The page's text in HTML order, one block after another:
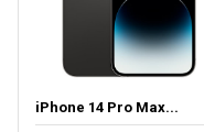
iPhone 14 Pro Max...